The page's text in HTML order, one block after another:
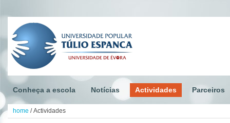
Conheça a escola Notícias Actividades Parceiros
home / Actividades